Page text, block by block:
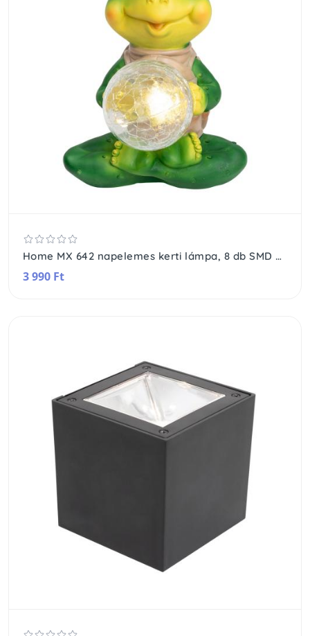
Home MX 642 napelemes kerti lámpa, 8 db SMD LED, automatikus, napelemes, akkumulátoros, 2 db
3 990 Ft